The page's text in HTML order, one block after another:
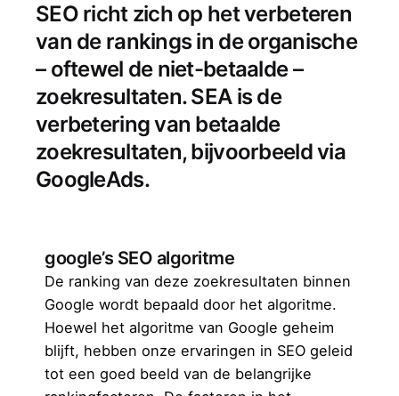
SEO richt zich op het verbeteren
van de rankings in de organische
– oftewel de niet-betaalde –
zoekresultaten. SEA is de
verbetering van betaalde
zoekresultaten, bijvoorbeeld via
GoogleAds.
google’s SEO algoritme
De ranking van deze zoekresultaten binnen
Google wordt bepaald door het algoritme.
Hoewel het algoritme van Google geheim
blijft, hebben onze ervaringen in SEO geleid
tot een goed beeld van de belangrijke